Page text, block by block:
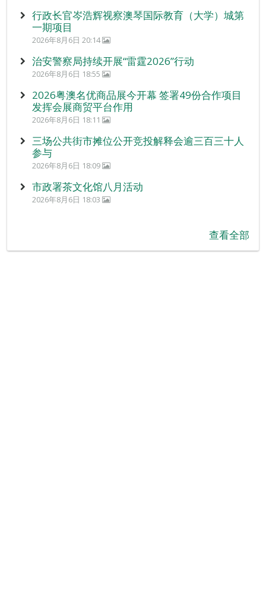
行政长官岑浩辉视察澳琴国际教育（大学）城第
一期项目
2026年8月6日 20:14
治安警察局持续开展“雷霆2026”行动
2026年8月6日 18:55
2026粤澳名优商品展今开幕 签署49份合作项目
发挥会展商贸平台作用
2026年8月6日 18:11
三场公共街市摊位公开竞投解释会逾三百三十人
参与
2026年8月6日 18:09
市政署茶文化馆八月活动
2026年8月6日 18:03
查看全部